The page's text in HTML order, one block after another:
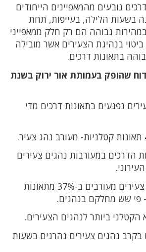
נובעים מהמאפיינים הייחודים
בשעות הלילה, בעייפות, תחת
גבוהה הם רק חלק ממאפייני
בנהיגת הצעירים אשר מובילה
בתאונות דרכים.
שהופק בעמותת אור ירוק בשנת
צעירים נפגעים בתאונות דרכים מדי
במעורבות נהגים צעירים
· נהגי אופנוע צעירים מעורבים ב-37% מתאונות
פי שש מחלקם בנהגים.
ביותר לנהגים הצעירים.
נהגים צעירים נהרגים בשעות